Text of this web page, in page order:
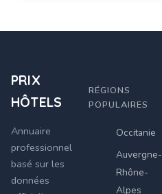
PRIX
HÔTELS
Annuaire
professionnel
basé sur les
données
RÉGIONS
POPULAIRES
Occitanie
Auvergne-
Rhône-
Alpes